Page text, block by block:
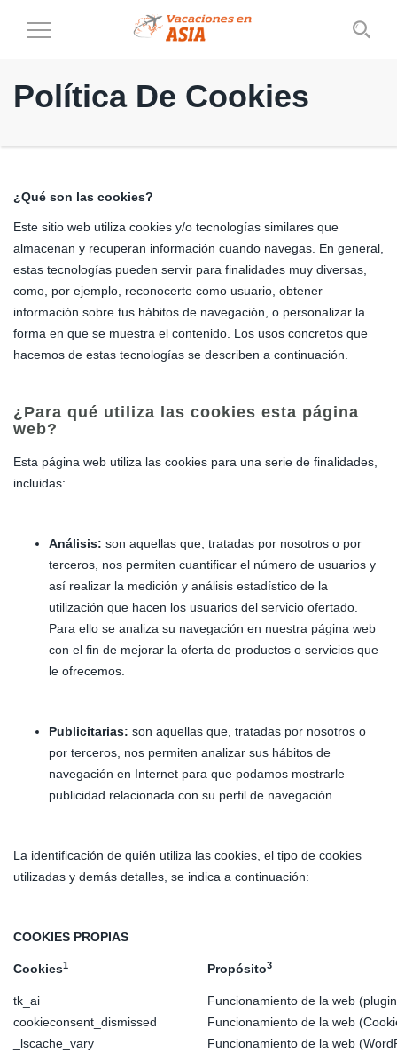
Cambiar
de
Política De Cookies
¿Qué son las cookies?
Este sitio web utiliza cookies y/o tecnologías similares que
almacenan y recuperan información cuando navegas. En general,
estas tecnologías pueden servir para finalidades muy diversas,
como, por ejemplo, reconocerte como usuario, obtener
información sobre tus hábitos de navegación, o personalizar la
forma en que se muestra el contenido. Los usos concretos que
hacemos de estas tecnologías se describen a continuación.
¿Para qué utiliza las cookies esta página
web?
Esta página web utiliza las cookies para una serie de finalidades,
incluidas:
Análisis: son aquellas que, tratadas por nosotros o por
terceros, nos permiten cuantificar el número de usuarios y
así realizar la medición y análisis estadístico de la
utilización que hacen los usuarios del servicio ofertado.
Para ello se analiza su navegación en nuestra página web
con el fin de mejorar la oferta de productos o servicios que
le ofrecemos.
Publicitarias: son aquellas que, tratadas por nosotros o
por terceros, nos permiten analizar sus hábitos de
navegación en Internet para que podamos mostrarle
publicidad relacionada con su perfil de navegación.
La identificación de quién utiliza las cookies, el tipo de cookies
utilizadas y demás detalles, se indica a continuación:
COOKIES PROPIAS
Cookies1 Propósito3
tk_ai
Funcionamiento de la web
cookieconsent_dismissed
Funcionamiento de la web
_lscache_vary
Funcionamiento de la web